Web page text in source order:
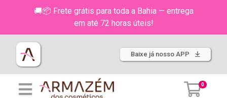
🚚📦 Frete grátis para toda a Bahia — entrega
em até 72 horas úteis!
Baixe já nosso APP
0